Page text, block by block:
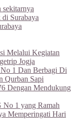
sekitarnya
Surabaya
Melalui Kegiatan
Jogja
1 Dan Berbagi Di
Qurban Sapi
Dengan Mendukung
1 yang Ramah
Memperingati Hari